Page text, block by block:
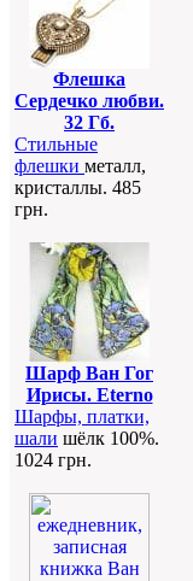
Флешка
Сердечко любви.
32 Гб.
Стильные
флешки металл,
кристаллы. 485
грн.
Шарф Ван Гог
Ирисы. Eterno
Шарфы, платки,
шали шёлк 100%.
1024 грн.